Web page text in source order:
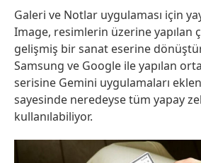
Galeri ve Notlar uygulaması için
Image, resimlerin üzerine yapılan
gelişmiş bir sanat eserine
Samsung ve Google ile yapılan
serisine Gemini uygulamaları
sayesinde neredeyse tüm yapay
kullanılabiliyor.